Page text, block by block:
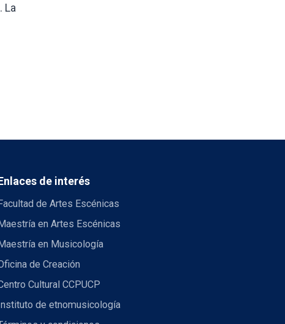
La
de interés
de Artes Escénicas
en Artes Escénicas
en Musicología
de Creación
Cultural CCPUCP
de etnomusicología